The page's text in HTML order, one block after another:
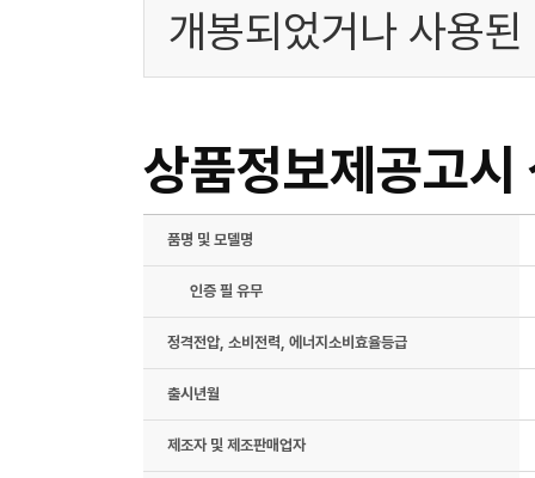
개봉되었거나 사용
상품정보제공고시
품명 및 모델명
인증 필 유무
정격전압, 소비전력, 에너지소비효율등급
출시년월
제조자 및 제조판매업자